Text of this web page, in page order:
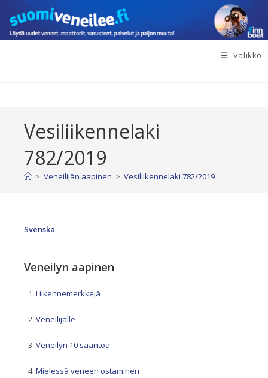
suoraan
sisältöön
Valikko
Vesiliikennelaki
782/2019
> Veneilijän aapinen > Vesiliikennelaki 782/2019
Svenska
Veneilyn aapinen
Liikennemerkkejä
Veneilijälle
Veneilyn 10 sääntöä
Mielessä veneen ostaminen